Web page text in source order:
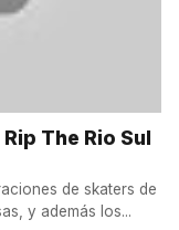
The Rio Sul
de skaters de
y además los...